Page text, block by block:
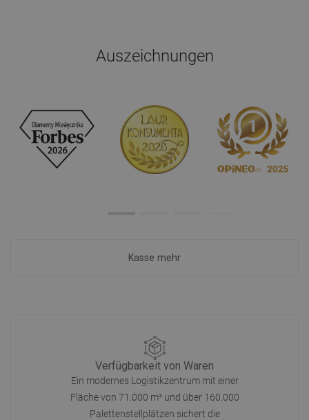
Auszeichnungen
Kasse mehr
Verfügbarkeit von Waren
Ein modernes Logistikzentrum mit einer
Fläche von 71.000 m² und über 160.000
Palettenstellplätzen sichert die